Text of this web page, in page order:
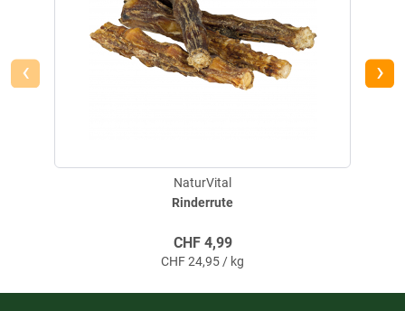
Rinderrute
NaturVital
CHF4,99
CHF24,95 / kg
‹ ›